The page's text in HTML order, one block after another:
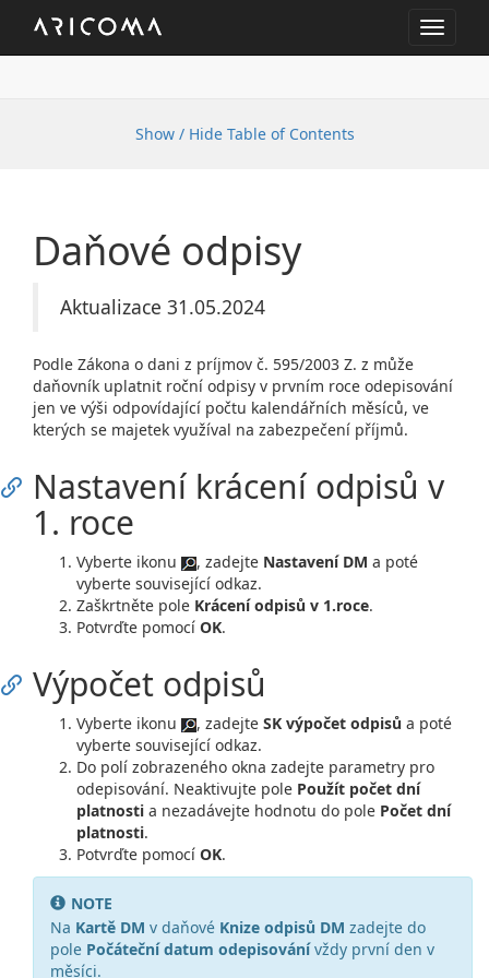
Toggle
Show / Hide Table of Contents
Daňové odpisy
Aktualizace 31.05.2024
Podle Zákona o dani z príjmov č. 595/2003 Z. z může
daňovník uplatnit roční odpisy v prvním roce odepisování
jen ve výši odpovídající počtu kalendářních měsíců, ve
kterých se majetek využíval na zabezpečení příjmů.
Nastavení krácení odpisů v
1. roce
Vyberte ikonu , zadejte Nastavení DM a poté
vyberte související odkaz.
Zaškrtněte pole Krácení odpisů v 1.roce.
Potvrďte pomocí OK.
Výpočet odpisů
Vyberte ikonu , zadejte SK výpočet odpisů a poté
vyberte související odkaz.
Do polí zobrazeného okna zadejte parametry pro
odepisování. Neaktivujte pole Použít počet dní
platnosti a nezadávejte hodnotu do pole Počet dní
platnosti.
Potvrďte pomocí OK.
NOTE
Na Kartě DM v daňové Knize odpisů DM zadejte do
pole Počáteční datum odepisovánívždy první den v
měsíci.